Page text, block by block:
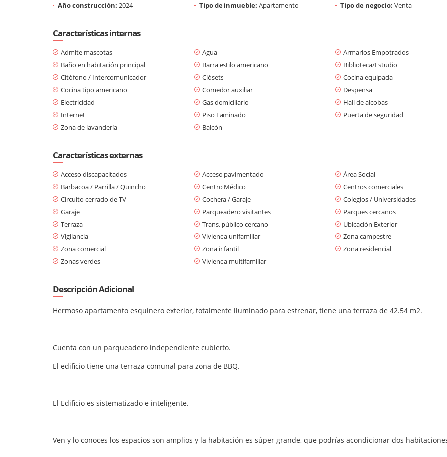
Año construcción: 2024 Tipo de inmueble: Apartamento Tipo de negocio: Venta
Características internas
Admite mascotas Agua
Armarios Empotrados
Baño en habitación principal
Barra estilo americano
Biblioteca/Estudio
Citófono / Intercomunicador
Clósets
Cocina equipada
Cocina tipo americano
Comedor auxiliar
Despensa
Electricidad
Gas domiciliario
Hall de alcobas
Internet
Piso Laminado
Puerta de seguridad
Zona de lavandería
Balcón
Características externas
Acceso discapacitados Acceso pavimentado
Área Social
Barbacoa / Parrilla / Quincho
Centro Médico
Centros comerciales
Circuito cerrado de TV
Cochera / Garaje
Colegios / Universidades
Garaje
Parqueadero visitantes
Parques cercanos
Terraza
Trans. público cercano
Ubicación Exterior
Vigilancia
Vivienda unifamiliar
Zona campestre
Zona comercial
Zona infantil
Zona residencial
Zonas verdes
Vivienda multifamiliar
Descripción Adicional
Hermoso apartamento esquinero exterior, totalmente iluminado para estrenar, tiene una terraza de 42.54 m2.
Cuenta con un parqueadero independiente cubierto.
El edificio tiene una terraza comunal para zona de BBQ.
El Edificio es sistematizado e inteligente.
Ven y lo conoces los espacios son amplios y la habitación es súper grande, que podrías acondicionar dos